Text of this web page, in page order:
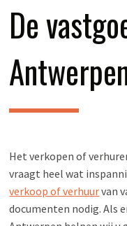
De
Het verkopen of
vraagt heel wat
verkoop of verhuurvan
documenten nodig. Als